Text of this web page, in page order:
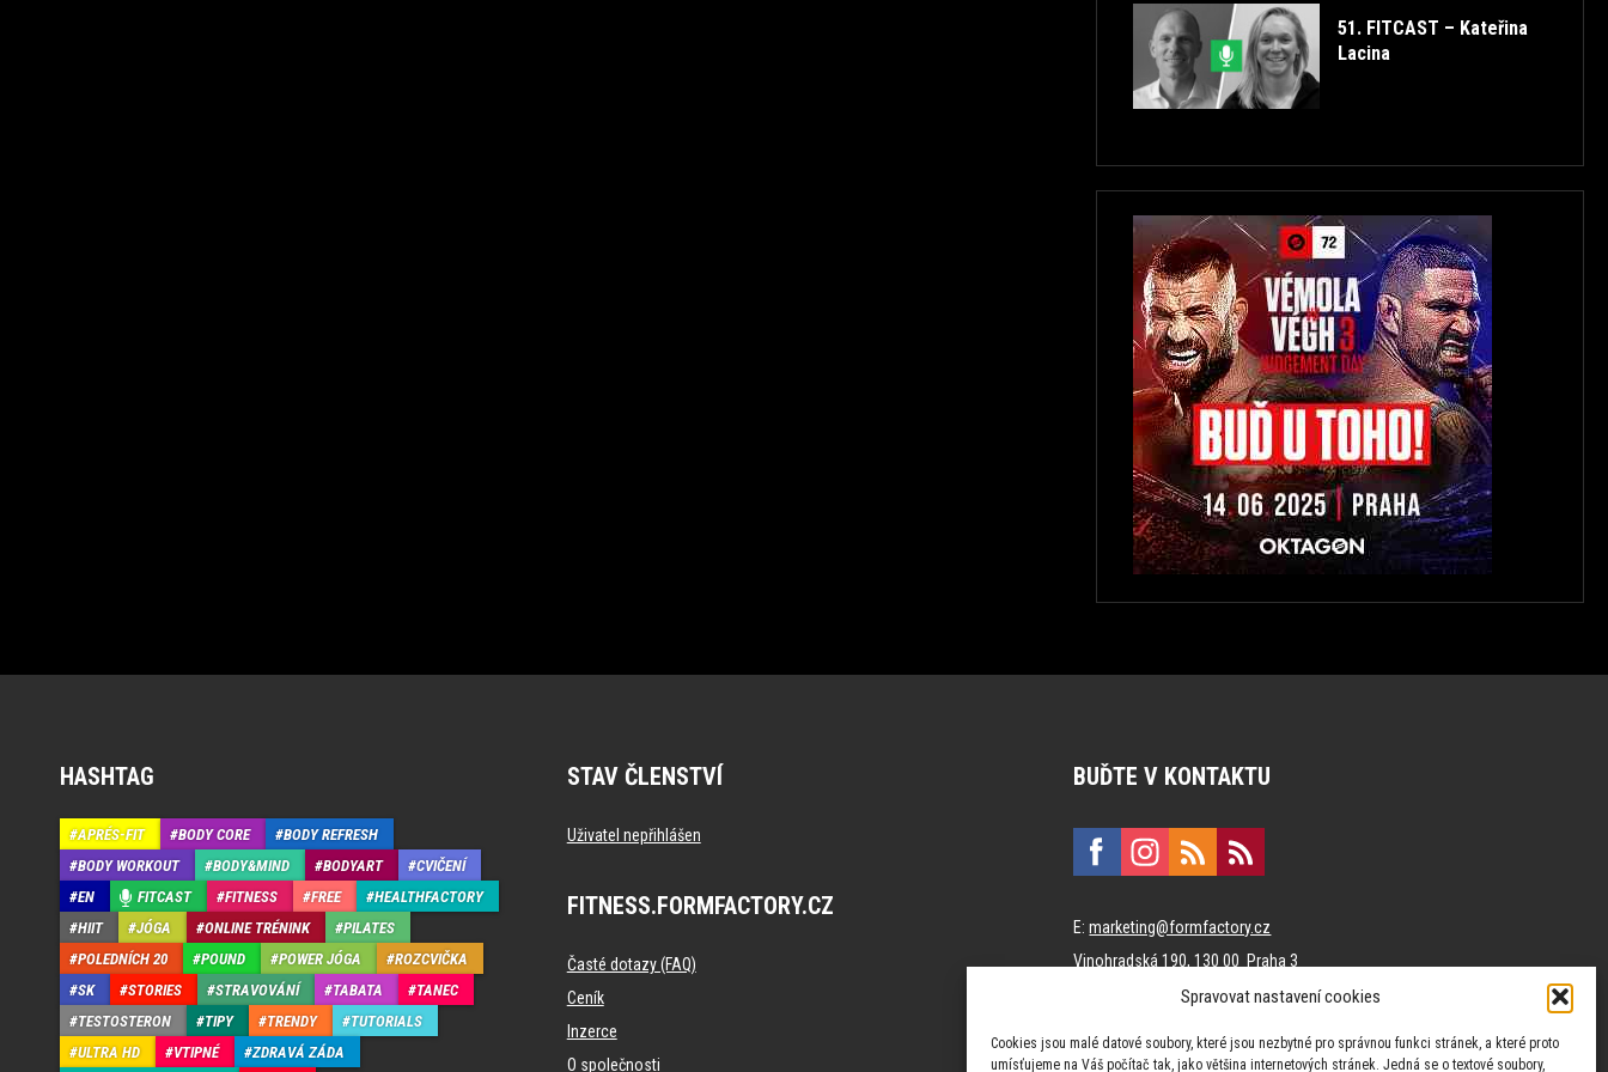
Spravovat nastavení cookies
Cookies jsou malé datové soubory, které jsou nezbytné pro správnou funkci stránek, a které proto
umísťujeme na Váš počítač tak, jako většina internetových stránek. Jedná se o textové soubory,
51. FITCAST – Kateřina
Lacina
HASHTAG
APRÉS-FIT BODY CORE
BODY REFRESH
BODY WORKOUT
BODY&MIND BODYART
CVIČENÍ
EN
FITCAST FITNESS FREE
HEALTHFACTORY
HIIT
JÓGA ONLINE TRÉNINK
PILATES
POLEDNÍCH 20
POUND POWER JÓGA
ROZCVIČKA
SK
STORIES STRAVOVÁNÍ TABATA
TANEC
TESTOSTERON
TIPY TRENDY
TUTORIALS
ULTRA HD
VTIPNÉ ZDRAVÁ ZÁDA
STAV ČLENSTVÍ
Uživatel nepřihlášen
FITNESS.FORMFACTORY.CZ
Časté dotazy (FAQ)
Ceník
Inzerce
O společnosti
BUĎTE V KONTAKTU
E:marketing@formfactory.cz
Vinohradská 190, 130 00 Praha 3